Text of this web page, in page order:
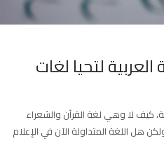
لتحيا لغات
كيف لا وهي لغة القرآن والشعراء
هل اللغة المتداولة الآن في الإعلام